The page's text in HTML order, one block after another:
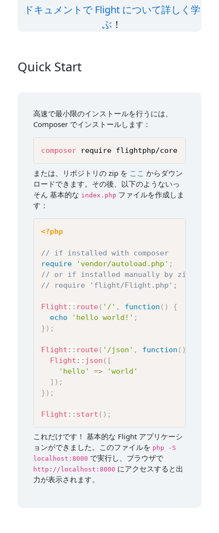
ドキュメントで Flight について詳しく学
ぶ ！
Quick Start
高速で最小限のインストールを行うには、
Composer でインストールします：
composer require flightphp/core
または、リポジトリの zip を ここ からダウン
ロードできます。その後、以下のようないっ
そん 基本的な index.php ファイルを作成しま
す：
<?php
// if installed with composer
require
'vendor/autoload.php' ;
// or if installed manually by zip file
// require 'flight/Flight.php';
Flight :: route( '/' , function ( )
{
echo
'hello world!' ;
} ) ;
Flight :: route( '/json' , function ( )
Flight :: json ( [
'hello'
=>
'world'
] ) ;
} ) ;
Flight :: start ( ) ;
これだけです！ 基本的な Flight アプリケーシ
ョンができました。このファイルを php -S
localhost:8000 で実行し、ブラウザで
http://localhost:8000 にアクセスすると出
力が表示されます。